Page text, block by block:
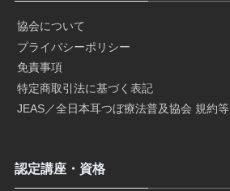
協会について
プライバシーポリシー
免責事項
特定商取引法に基づく表記
JEAS／全日本耳つぼ療法普及協会 規約等
認定講座・資格